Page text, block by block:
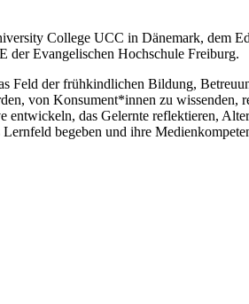
College UCC in Dänemark, dem
der Evangelischen Hochschule Freiburg.
Feld der frühkindlichen Bildung,
von Konsument*innen zu wissenden,
das Gelernte reflektieren,
begeben und ihre